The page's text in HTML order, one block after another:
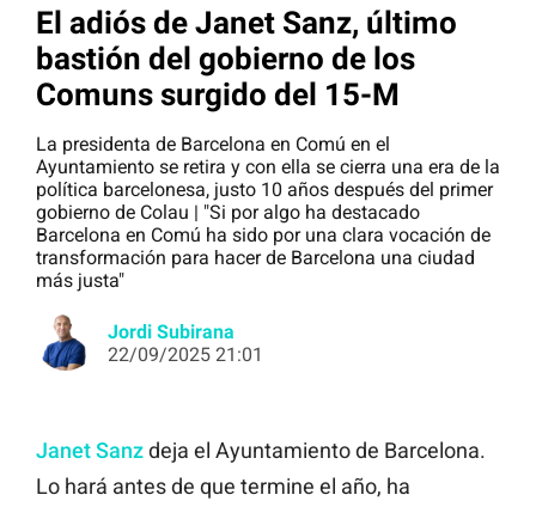
El adiós de Janet Sanz, último
bastión del gobierno de los
Comuns surgido del 15-M
La presidenta de Barcelona en Comú en el
Ayuntamiento se retira y con ella se cierra una era de la
política barcelonesa, justo 10 años después del primer
gobierno de Colau | "Si por algo ha destacado
Barcelona en Comú ha sido por una clara vocación de
transformación para hacer de Barcelona una ciudad
más justa"
Jordi Subirana
22/09/2025 21:01
Janet Sanzdeja el Ayuntamiento de Barcelona.
Lo hará antes de que termine el año, ha